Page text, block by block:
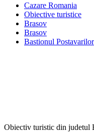
Cazare Romania
Obiective turistice
Brasov
Brasov
Bastionul Postavarilor
Obiectiv turistic din judetul